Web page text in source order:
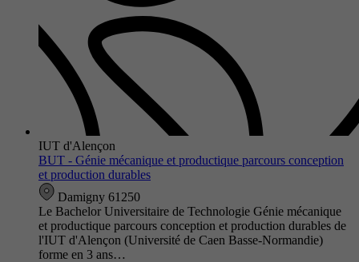
IUT d'Alençon
BUT - Génie mécanique et productique parcours conception
et production durables
Damigny 61250
Le Bachelor Universitaire de Technologie Génie mécanique
et productique parcours conception et production durables de
l'IUT d'Alençon (Université de Caen Basse-Normandie)
forme en 3 ans…